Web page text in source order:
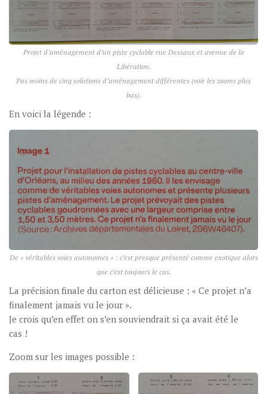
Projet d’aménagement d’un piste cyclable rue Dessaux et avenue de la
Libération.
Pas moins de cinq solutions d’aménagement différentes (voir les zooms plus
bas).
En voici la légende :
De « véritables voies autonomes » : c’est presque présenté comme exotique alors
que c’est toujours le cas.
La précision finale du carton est délicieuse : « Ce projet n’a
finalement jamais vu le jour ».
Je crois qu’en effet on s’en souviendrait si ça avait été le
cas !
Zoom sur les images possible :